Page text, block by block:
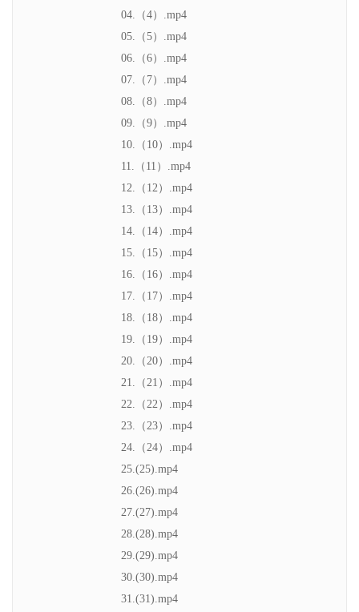
04.（4）.mp4
05.（5）.mp4
06.（6）.mp4
07.（7）.mp4
08.（8）.mp4
09.（9）.mp4
10.（10）.mp4
11.（11）.mp4
12.（12）.mp4
13.（13）.mp4
14.（14）.mp4
15.（15）.mp4
16.（16）.mp4
17.（17）.mp4
18.（18）.mp4
19.（19）.mp4
20.（20）.mp4
21.（21）.mp4
22.（22）.mp4
23.（23）.mp4
24.（24）.mp4
25.(25).mp4
26.(26).mp4
27.(27).mp4
28.(28).mp4
29.(29).mp4
30.(30).mp4
31.(31).mp4